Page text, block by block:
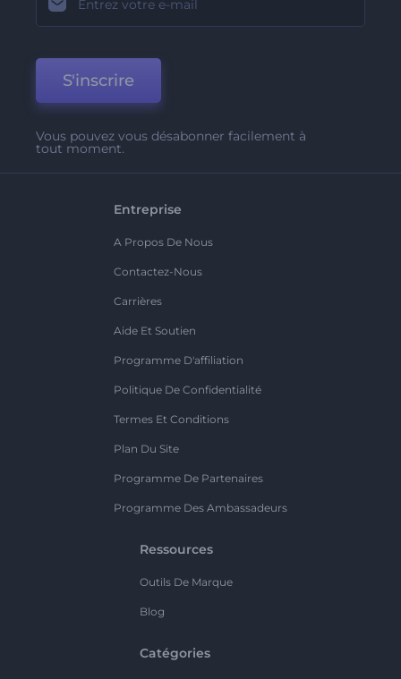
S'inscrire
Vous pouvez vous désabonner facilement à
tout moment.
Entreprise
A Propos De Nous
Contactez-Nous
Carrières
Aide Et Soutien
Programme D'affiliation
Politique De Confidentialité
Termes Et Conditions
Plan Du Site
Programme De Partenaires
Programme Des Ambassadeurs
Ressources
Outils De Marque
Blog
Catégories